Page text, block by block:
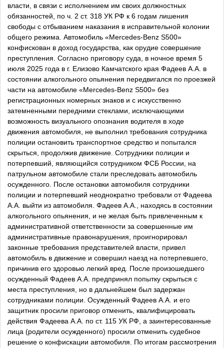
власти, в связи с исполнением им своих должностных
обязанностей, по ч. 2 ст. 318 УК РФ к 6 годам лишения
свободы с отбыванием наказания в исправительной колонии
общего режима. Автомобиль «Mercedes-Benz S500»
конфискован в доход государства, как орудие совершение
преступления. Согласно приговору суда, в ночное время 5
июля 2025 года в г. Елизово Камчатского края Фадеев А.А. в
состоянии алкогольного опьянения передвигался по проезжей
части на автомобиле «Mercedes-Benz S500» без
регистрационных номерных знаков и с искусственно
затемненными передними стеклами, исключающими
возможность визуального опознания водителя в ходе
движения автомобиля, не выполнил требования сотрудника
полиции остановить транспортное средство и попытался
скрыться, продолжив движение. Сотрудники полиции и
потерпевший, являющийся сотрудником ФСБ России, на
патрульном автомобиле стали преследовать автомобиль
осужденного. После остановки автомобиля сотрудники
полиции и потерпевший неоднократно требовали от Фадеева
А.А. выйти из автомобиля. Фадеев А.А., находясь в состоянии
алкогольного опьянения, и не желая быть привлеченным к
административной ответственности за совершенные им
административные правонарушения, проигнорировал
законные требования представителей власти, привел
автомобиль в движение и совершил наезд на потерпевшего,
причинив его здоровью легкий вред. После произошедшего
осужденный Фадеев А.А. предпринял попытку скрыться с
места преступления, но в дальнейшем был задержан
сотрудниками полиции. Осужденный Фадеев А.А. и его
защитник просили приговор отменить, квалифицировать
действия Фадеева А.А. по ст. 115 УК РФ, а заинтересованные
лица (родители осужденного) просили отменить судебное
решение о конфискации автомобиля. По итогам рассмотрения